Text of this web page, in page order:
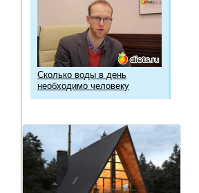
Сколько воды в день
необходимо человеку